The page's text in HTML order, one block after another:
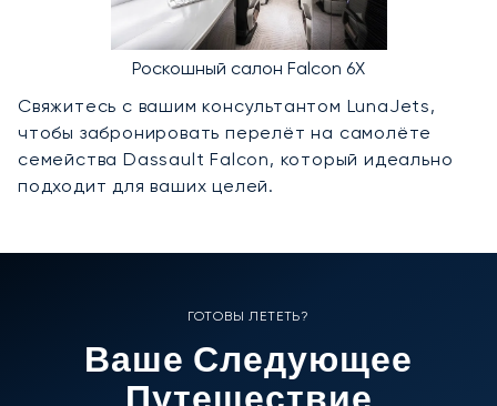
Роскошный салон Falcon 6X
Свяжитесь с вашим консультантом LunaJets,
чтобы забронировать перелёт на самолёте
семейства Dassault Falcon, который идеально
подходит для ваших целей.
ГОТОВЫ ЛЕТЕТЬ?
Ваше Следующее